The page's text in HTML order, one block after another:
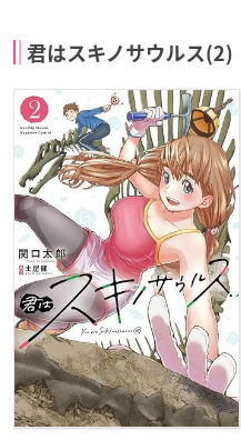
君はスキノサウルス(2)